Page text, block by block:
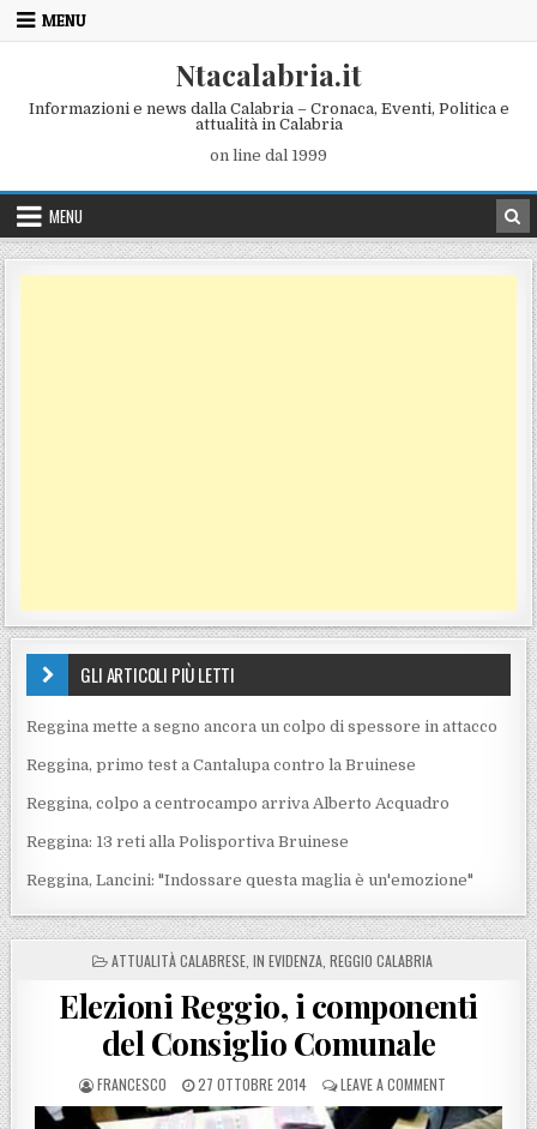
Skip to content
MENU
Ntacalabria.it
Informazioni e news dalla Calabria – Cronaca, Eventi, Politica e
attualità in Calabria
on line dal 1999
MENU
GLI ARTICOLI PIÙ LETTI
Reggina mette a segno ancora un colpo di spessore in attacco
Reggina, primo test a Cantalupa contro la Bruinese
Reggina, colpo a centrocampo arriva Alberto Acquadro
Reggina: 13 reti alla Polisportiva Bruinese
Reggina, Lancini: "Indossare questa maglia è un'emozione"
POSTED IN
ATTUALITÀ CALABRESE IN EVIDENZA REGGIO CALABRIA
Elezioni Reggio, i componenti
del Consiglio Comunale
POSTED BY
FRANCESCO POSTED ON
27 OTTOBRE 2014 LEAVE A COMMENT ON ELEZIONI